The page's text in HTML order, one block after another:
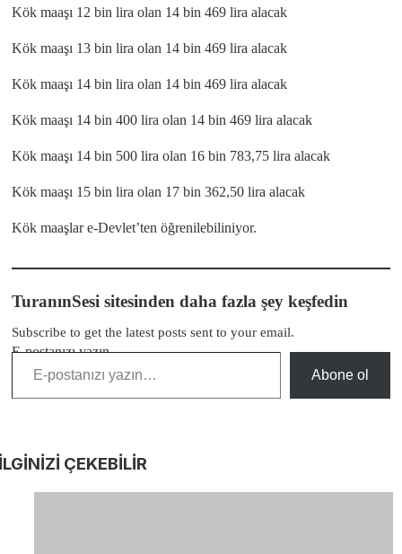
Kök maaşı 12 bin lira olan 14 bin 469 lira alacak
Kök maaşı 13 bin lira olan 14 bin 469 lira alacak
Kök maaşı 14 bin lira olan 14 bin 469 lira alacak
Kök maaşı 14 bin 400 lira olan 14 bin 469 lira alacak
Kök maaşı 14 bin 500 lira olan 16 bin 783,75 lira alacak
Kök maaşı 15 bin lira olan 17 bin 362,50 lira alacak
Kök maaşlar e-Devlet’ten öğrenilebiliniyor.
TuranınSesi sitesinden daha fazla şey keşfedin
Subscribe to get the latest posts sent to your email.
E-postanızı yazın…
Abone ol
ÇEKEBİLİR